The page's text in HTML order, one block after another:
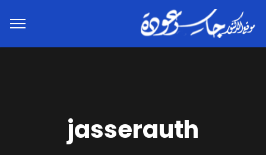
jasserauth